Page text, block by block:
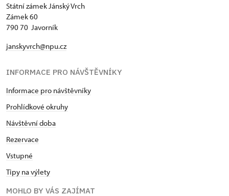
Státní zámek Jánský Vrch
Zámek 60
790 70 Javorník
janskyvrch@npu.cz
INFORMACE PRO NÁVŠTĚVNÍKY
Informace pro návštěvníky
Prohlídkové okruhy
Návštěvní doba
Rezervace
Vstupné
Tipy na výlety
MOHLO BY VÁS ZAJÍMAT